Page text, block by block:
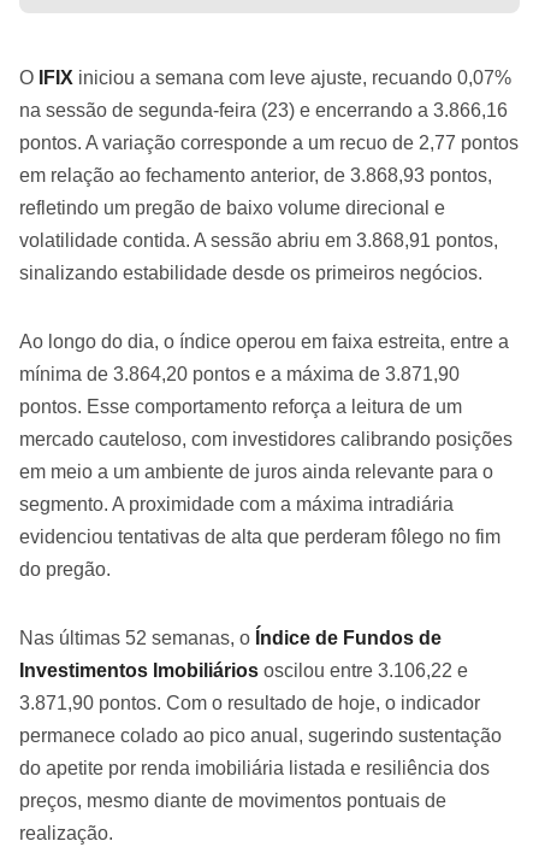
O IFIX iniciou a semana com leve ajuste, recuando 0,07%
na sessão de segunda-feira (23) e encerrando a 3.866,16
pontos. A variação corresponde a um recuo de 2,77 pontos
em relação ao fechamento anterior, de 3.868,93 pontos,
refletindo um pregão de baixo volume direcional e
volatilidade contida. A sessão abriu em 3.868,91 pontos,
sinalizando estabilidade desde os primeiros negócios.
Ao longo do dia, o índice operou em faixa estreita, entre a
mínima de 3.864,20 pontos e a máxima de 3.871,90
pontos. Esse comportamento reforça a leitura de um
mercado cauteloso, com investidores calibrando posições
em meio a um ambiente de juros ainda relevante para o
segmento. A proximidade com a máxima intradiária
evidenciou tentativas de alta que perderam fôlego no fim
do pregão.
Nas últimas 52 semanas, o Índice de Fundos de
Investimentos Imobiliários oscilou entre 3.106,22 e
3.871,90 pontos. Com o resultado de hoje, o indicador
permanece colado ao pico anual, sugerindo sustentação
do apetite por renda imobiliária listada e resiliência dos
preços, mesmo diante de movimentos pontuais de
realização.